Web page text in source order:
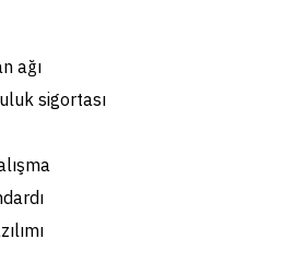
ağı
sigortası